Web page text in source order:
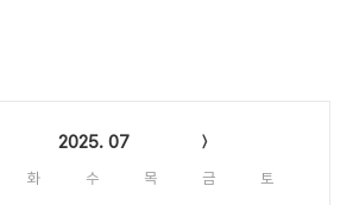
2025. 07
화 수 목 금 토